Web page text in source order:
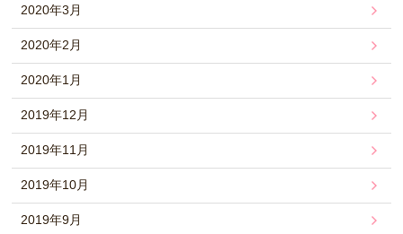
2020年3月
2020年2月
2020年1月
2019年12月
2019年11月
2019年10月
2019年9月